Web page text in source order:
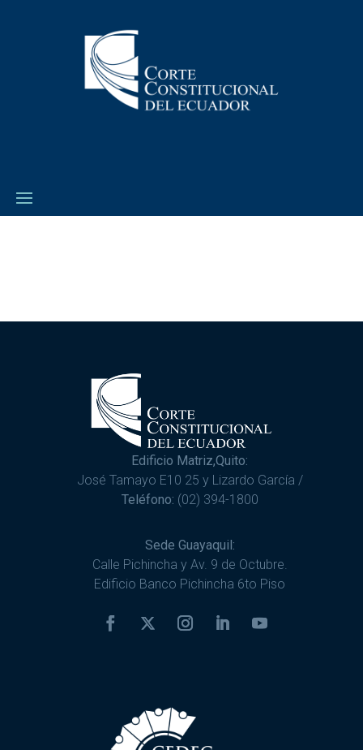
Edificio Matriz,Quito:
José Tamayo E10 25 y Lizardo García /
Teléfono: (02) 394-1800
Sede Guayaquil:
Calle Pichincha y Av. 9 de Octubre.
Edificio Banco Pichincha 6to Piso